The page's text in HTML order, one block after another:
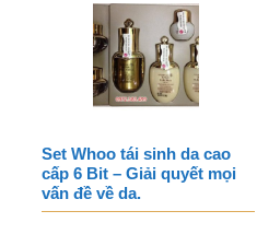
Set Whoo tái sinh da cao
cấp 6 Bit – Giải quyết mọi
vấn đề về da.